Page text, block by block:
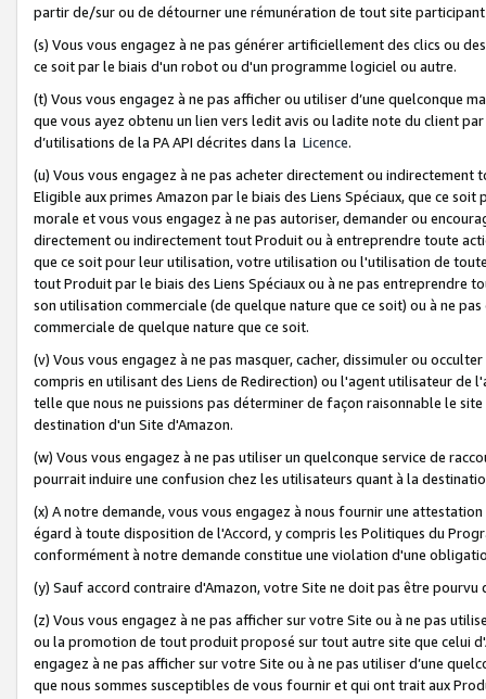
partir de/sur ou de détourner une rémunération de tout site
(s) Vous vous engagez à ne pas générer artificiellement des clics ou
ce soit par le biais d'un robot ou d'un programme logiciel ou autre.
(t) Vous vous engagez à ne pas afficher ou utiliser d’une quelconque
que vous ayez obtenu un lien vers ledit avis ou ladite note du client
d’utilisations de la PA API décrites dans la Licence.
(u) Vous vous engagez à ne pas acheter directement ou
Eligible aux primes Amazon par le biais des Liens Spéciaux, que ce
morale et vous vous engagez à ne pas autoriser, demander ou
directement ou indirectement tout Produit ou à entreprendre toute
que ce soit pour leur utilisation, votre utilisation ou l'utilisation de
tout Produit par le biais des Liens Spéciaux ou à ne pas entreprendre
son utilisation commerciale (de quelque nature que ce soit) ou à ne
commerciale de quelque nature que ce soit.
(v) Vous vous engagez à ne pas masquer, cacher, dissimuler ou
compris en utilisant des Liens de Redirection) ou l'agent utilisateur
telle que nous ne puissions pas déterminer de façon raisonnable le
destination d'un Site d'Amazon.
(w) Vous vous engagez à ne pas utiliser un quelconque service de
pourrait induire une confusion chez les utilisateurs quant à la
(x) A notre demande, vous vous engagez à nous fournir une
égard à toute disposition de l'Accord, y compris les Politiques du
conformément à notre demande constitue une violation d'une
(y) Sauf accord contraire d'Amazon, votre Site ne doit pas être
(z) Vous vous engagez à ne pas afficher sur votre Site ou à ne pas
ou la promotion de tout produit proposé sur tout autre site que celui
engagez à ne pas afficher sur votre Site ou à ne pas utiliser d’une
que nous sommes susceptibles de vous fournir et qui ont trait aux